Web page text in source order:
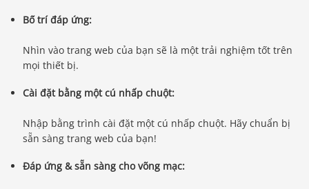
Bố trí đáp ứng:
Nhìn vào trang web của bạn sẽ là một trải nghiệm tốt trên
mọi thiết bị.
Cài đặt bằng một cú nhấp chuột:
Nhập bằng trình cài đặt một cú nhấp chuột. Hãy chuẩn bị
sẵn sàng trang web của bạn!
Đáp ứng & sẵn sàng cho võng mạc: